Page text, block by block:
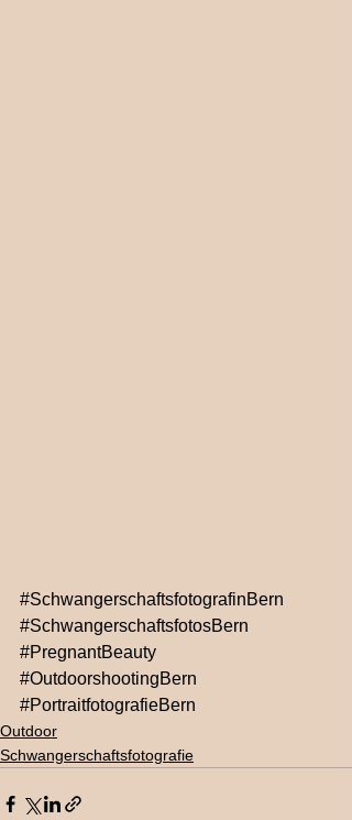
#SchwangerschaftsfotografinBern
#SchwangerschaftsfotosBern
#PregnantBeauty
#OutdoorshootingBern
#PortraitfotografieBern
Outdoor
Schwangerschaftsfotografie